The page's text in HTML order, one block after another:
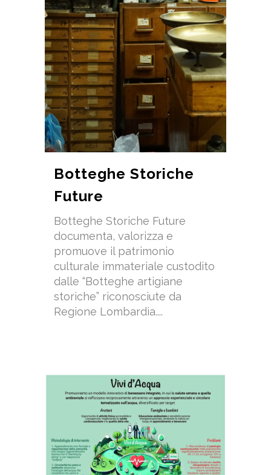
Botteghe Storiche
Future
Botteghe Storiche Future
documenta, valorizza e
promuove il patrimonio
culturale immateriale custodito
dalle “Botteghe artigiane
storiche” riconosciute da
Regione Lombardia....